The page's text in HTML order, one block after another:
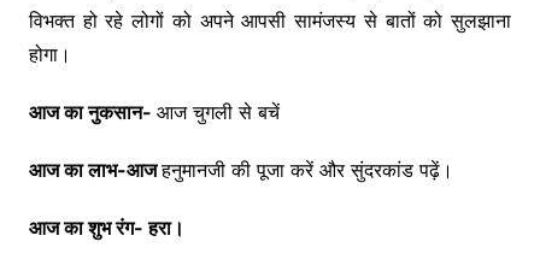
विभक्त हो रहे लोगों को अपने आपसी सामंजस्य से बातों को सुलझाना
होगा।
आज का नुकसान- आज चुगली से बचें
आज का लाभ-आजहनुमानजी की पूजा करें और सुंदरकांड पढ़ें।
आज का शुभ रंग- हरा।